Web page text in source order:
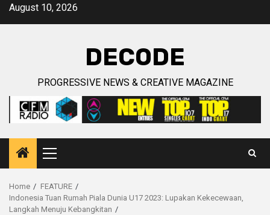
SkipAugust 10, 2026
DECODE
PROGRESSIVE NEWS & CREATIVE MAGAZINE
Primary
Menu
Home
FEATURE
Indonesia Tuan Rumah Piala Dunia U17 2023: Lupakan Kekecewaan,
Langkah Menuju Kebangkitan